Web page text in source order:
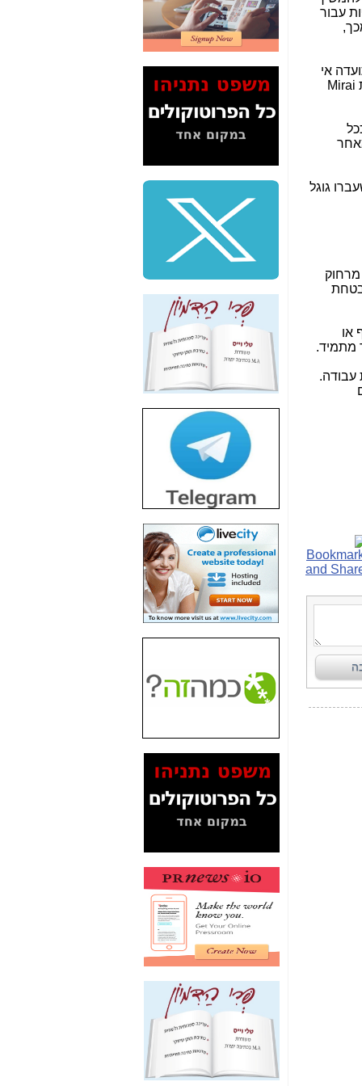
עבור
אי
Mirai
גוגל
מרחוק
או
מתמיד.
עבודה.
2" על תעלולי השר
משה כחלון -כאן
הסלולר" ואיך מסרסים
את הנתונים לציבור -
כאן
סיכום ביקור בסיליקון
שלמה פילבר (עד
לאחרונה מנכ"ל משרד
התקשורת) - עד
מדינה? הצחקתם
אותי! -
"יש אפליה בחקירה"?
חשיפה: למה השר
משה כחלון לא נחקר
עד היום? -
כאן
הדומה לזו של "תיק
4000" אך בתחום
הסלולר -
חשיפת מה שלא
רוצים שתדעו בעניין
פריסת אנלימיטד
(בניחוח בלתי נסבל) -
כאן
חשיפה: איוב קרא
אישר לקבוצת סלקום
בדיוק מה שביבי אישר
כאן
האם השר איוב קרא
היה צריך בכלל לחתום
על האישור, שנתן
האם ביבי וקרא קבלו
בכלל תמורה עבור
המסמכים בנושא בזק-
Yes (תיק 4000)
לאיש הלא נכון! -כאן
עובדות ומסמכים
תקשורת עזר לקב'
בזק? - כאן
מה מקור ה-Fake
News שהביא לתפירת
תיק לביבי והעלמת
החשודים הנכונים -כאן
אחת הרגליים של "תיק
4000 התפור"
התמוטטה היום
בניצחון (כפול) של בזק
כאן
איך כתבות מפנקות